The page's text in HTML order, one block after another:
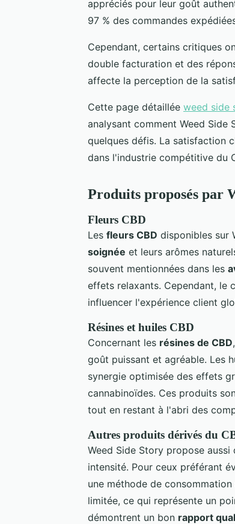
appréciés pour leur goût
97 % des commandes
Cependant, certains critiques
double facturation et des
affecte la perception de la
Cette page détaillée weed side
analysant comment Weed Side
quelques défis. La satisfaction
dans l'industrie compétitive du
Produits proposés par
Fleurs CBD
Les fleurs CBD disponibles sur
soignée et leurs arômes
souvent mentionnées dans les
effets relaxants. Cependant, le
influencer l'expérience client
Résines et huiles CBD
Concernant les résines de CBD
goût puissant et agréable. Les
synergie optimisée des effets
cannabinoïdes. Ces produits
tout en restant à l'abri des
Autres produits dérivés du
Weed Side Story propose aussi
intensité. Pour ceux préférant
une méthode de
limitée, ce qui représente un
démontrent un bon rapport